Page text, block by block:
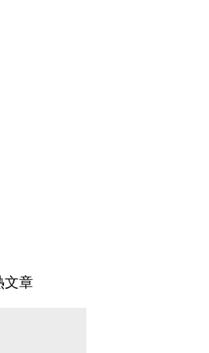
文章